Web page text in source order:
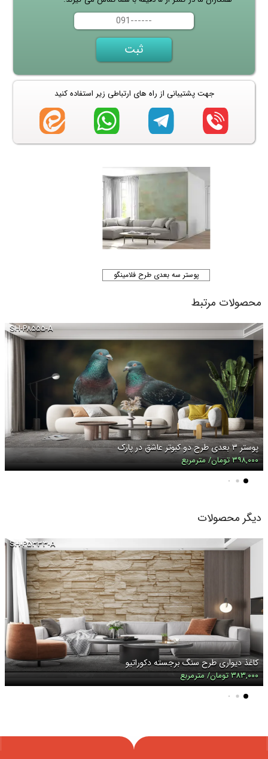
جهت پشتیبانی از راه های ارتباطی زیر استفاده کنید
پوستر سه بعدی طرح فلامینگو
محصولات مرتبط
SH-P۸۵۵۵-A
پوستر ۳ بعدی طرح دو کبوتر عاشق در پارک
۳۹۸,۰۰۰ تومان/ مترمربع
دیگر محصولات
SH-P۵۳۳۳-A
کاغذ دیواری طرح سنگ برجسته دکوراتیو
۳۸۳,۰۰۰ تومان/ مترمربع